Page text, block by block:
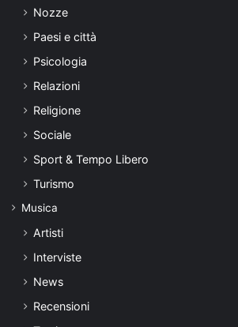
Nozze
Paesi e città
Psicologia
Relazioni
Religione
Sociale
Sport & Tempo Libero
Turismo
Musica
Artisti
Interviste
News
Recensioni